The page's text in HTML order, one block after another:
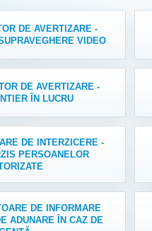
DE AVERTIZARE -
VIDEO
DE AVERTIZARE -
ÎN LUCRU
DE INTERZICERE -
PERSOANELOR
DE INFORMARE
ADUNARE ÎN CAZ DE